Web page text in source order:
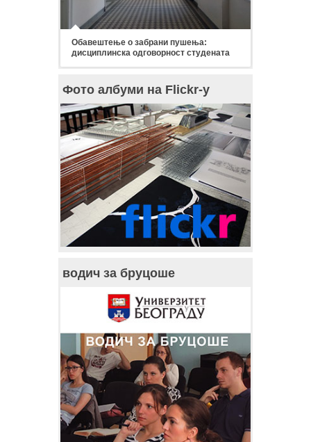
Обавештење о забрани пушења:
дисциплинска одговорност студената
Фото албуми на Flickr-у
водич за бруцоше